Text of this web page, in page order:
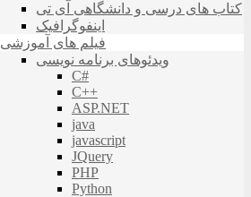
کتاب های درسی و دانشگاهی آی تی
اینفوگرافیک
فیلم های آموزشی
ویدئوهای برنامه نویسی
C#
C++
ASP.NET
java
javascript
JQuery
PHP
Python